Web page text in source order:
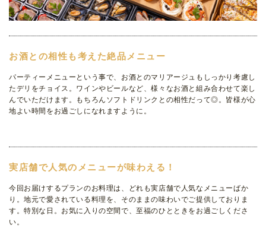
お酒との相性も考えた絶品メニュー
パーティーメニューという事で、お酒とのマリアージュもしっかり考慮し
たデリをチョイス。ワインやビールなど、様々なお酒と組み合わせて楽し
んでいただけます。もちろんソフトドリンクとの相性だって◎。皆様が心
地よい時間をお過ごしになれますように。
実店舗で人気のメニューが味わえる！
今回お届けするプランのお料理は、どれも実店舗で人気なメニューばか
り。地元で愛されている料理を、そのままの味わいでご提供しておりま
す。特別な日。お気に入りの空間で、至福のひとときをお過ごしくださ
い。